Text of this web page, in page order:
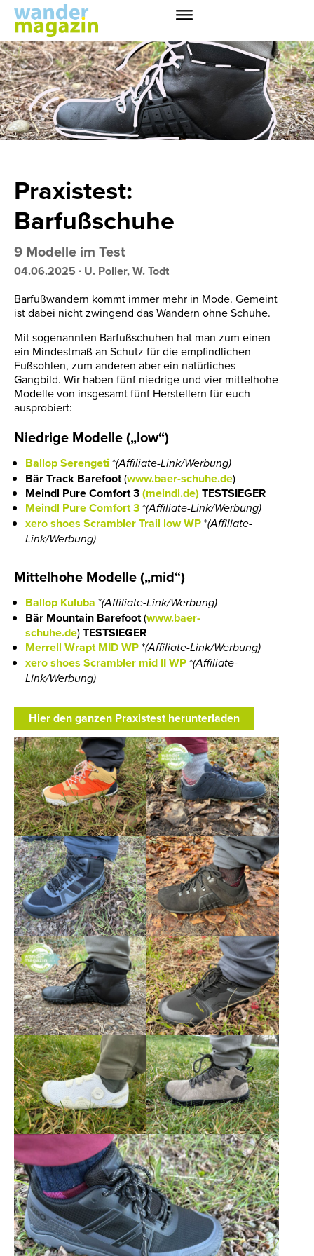
Praxistest:
Barfußschuhe
9 Modelle im Test
04.06.2025 ∙ U. Poller, W. Todt
Barfußwandern kommt immer mehr in Mode. Gemeint
ist dabei nicht zwingend das Wandern ohne Schuhe.
Mit sogenannten Barfußschuhen hat man zum einen
ein Mindestmaß an Schutz für die empfindlichen
Fußsohlen, zum anderen aber ein natürliches
Gangbild. Wir haben fünf niedrige und vier mittelhohe
Modelle von insgesamt fünf Herstellern für euch
ausprobiert:
Niedrige Modelle („low“)
Ballop Serengeti*(Affiliate-Link/Werbung)
Bär Track Barefoot(www.baer-schuhe.de)
Meindl Pure Comfort 3(meindl.de) TESTSIEGER
Meindl Pure Comfort 3*(Affiliate-Link/Werbung)
xero shoes Scrambler Trail low WP*(Affiliate-
Link/Werbung)
Mittelhohe Modelle („mid“)
Ballop Kuluba *(Affiliate-Link/Werbung)
Bär Mountain Barefoot(www.baer-
schuhe.de)TESTSIEGER
Merrell Wrapt MID WP*(Affiliate-Link/Werbung)
xero shoes Scrambler mid II WP*(Affiliate-
Link/Werbung)
Hier den ganzen Praxistest herunterladen